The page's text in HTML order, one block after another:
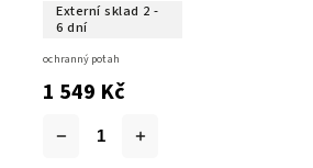
Externí sklad 2 -
6 dní
1 549 Kč
ochranný potah